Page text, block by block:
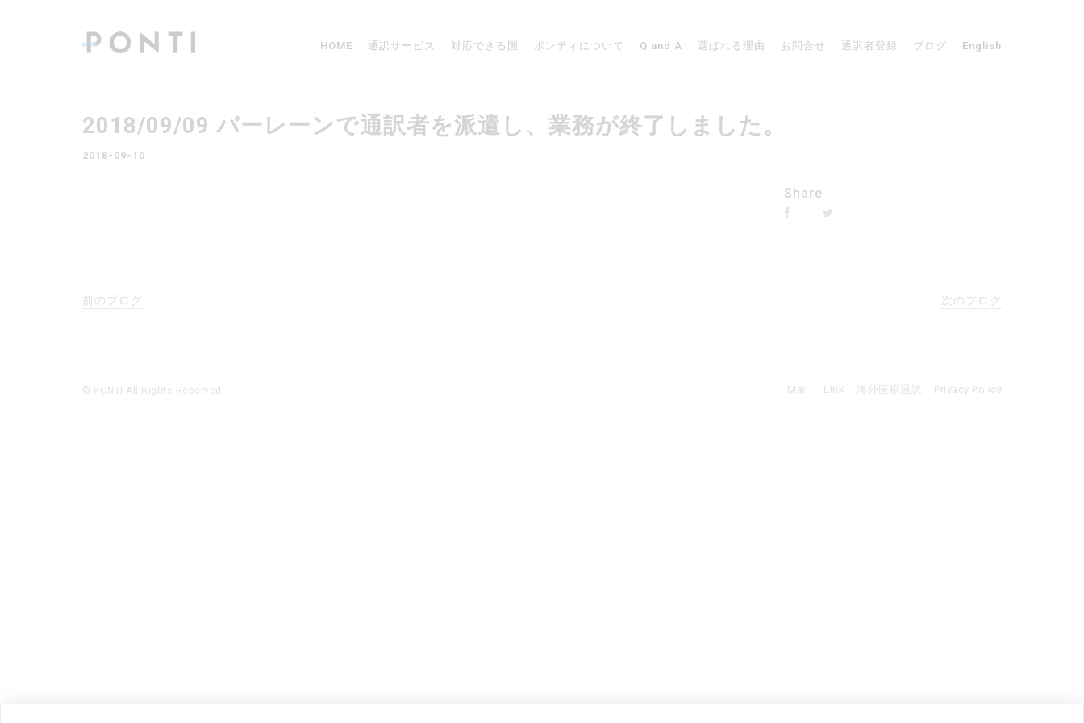
HOME 通訳サービス 対応できる国 ポンティについて Q and A 選ばれる理由 お問合せ 通訳者登録 ブログ English
2018/09/09 バーレーンで通訳者を派遣し、業務が終了しました。
2018-09-10
Share
前のブログ 次のブログ
© PONTI All Rights Reserved. Mail Link 海外医療通訳 Privacy Policy